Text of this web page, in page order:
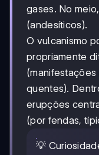
gases. No
(andesíticos).
O vulcanismo
propriamente
(manifestações
quentes).
erupções
(por fendas,
💡